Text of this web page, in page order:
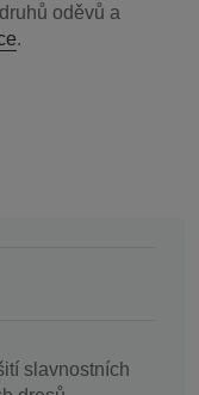
oděvů a
.
slavnostních